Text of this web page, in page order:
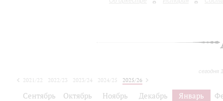
сегодня
2021/22 2022/23 2023/24 2024/25
2025/26
Сентябрь Октябрь Ноябрь Декабрь Январь